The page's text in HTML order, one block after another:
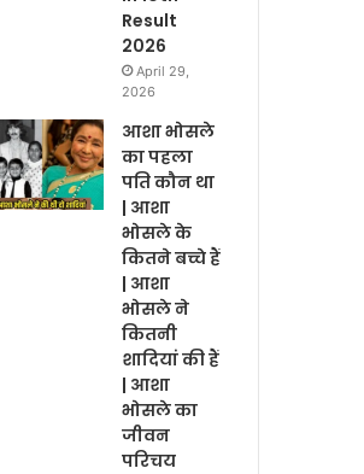
Result
2026
April 29,
2026
आशा भोसले
का पहला
पति कौन था
| आशा
भोसले के
कितने बच्चे हैं
| आशा
भोसले ने
कितनी
शादियां की हैं
| आशा
भोसले का
जीवन
परिचय